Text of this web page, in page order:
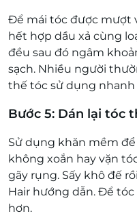
Để mái tóc được mượt
hết hợp dầu xả cùng
đều sau đó ngâm
sạch. Nhiều người
thế tóc sử dụng nhanh
Bước 5: Dán lại tóc
Sử dụng khăn mềm
không xoắn hay vặn
gãy rụng. Sấy khô đế
Hair hướng dẫn. Để tóc
hơn.